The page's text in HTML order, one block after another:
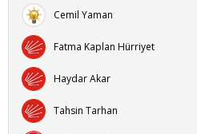
Cemil Yaman
Fatma Kaplan Hürriyet
Haydar Akar
Tahsin Tarhan